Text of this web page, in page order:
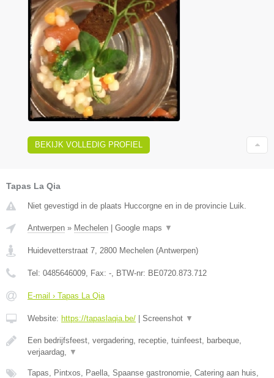
BEKIJK VOLLEDIG PROFIEL
Tapas La Qia
Niet gevestigd in de plaats Huccorgne en in de provincie Luik.
Antwerpen » Mechelen | Google maps ▼
Huidevetterstraat 7 2800 Mechelen (Antwerpen)
Tel: 0485646009 , Fax: - , BTW-nr: BE0720.873.712
E-mail › Tapas La Qia
Website: https://tapaslaqia.be/ | Screenshot ▼
Een bedrijfsfeest, vergadering, receptie, tuinfeest, barbeque,
verjaardag,
▼
Tapas, Pintxos, Paella, Spaanse gastronomie, Catering aan huis,